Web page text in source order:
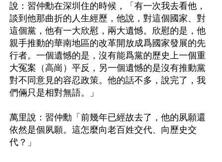
說：習仲勳在深圳住的時候，「有一次我去看他，
談到他那曲折的人生經歷，他說，對這個國家、對
這個黨，他有一大欣慰，兩大遺憾。欣慰的是，他
親手推動的華南地區的改革開放成爲國家發展的先
行者。一個遺憾的是，沒有能爲黨的歷史上一個重
大冤案（高崗）平反，另一個遺憾的是沒有推動黨
對不同意見的容忍政策。他的話不多，說完了，我
們倆只是相對無語。」
萬里說：習仲勳「前幾年已經故去了，他的夙願還
依然是個夙願。這怎麼向老百姓交代、向歷史交
代？」